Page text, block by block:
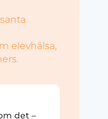
elevhälsa,
det –